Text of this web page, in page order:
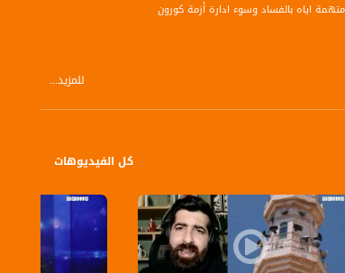
متهمة اياه بالفساد وسوء ادارة أزمة كورون
نفتالي بينيت ..
للمزيد...
كل الفيديوهات